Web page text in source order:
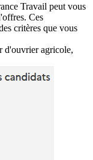
Travail peut vous
Ces
critères que vous
d'ouvrier agricole,